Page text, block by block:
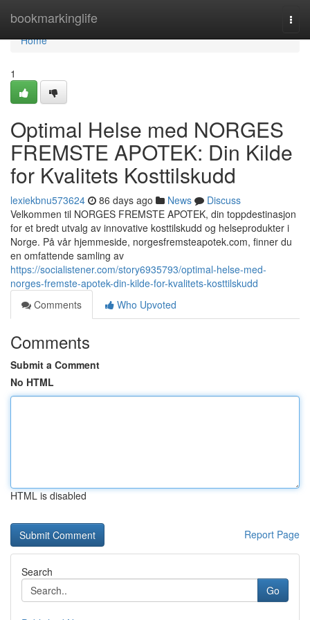
bookmarkinglife
Home
Home
1
Optimal Helse med NORGES
FREMSTE APOTEK: Din Kilde
for Kvalitets Kosttilskudd
lexiekbnu573624 86 days ago News
Discuss
Velkommen til NORGES FREMSTE APOTEK, din toppdestinasjon
for et bredt utvalg av innovative kosttilskudd og helseprodukter i
Norge. På vår hjemmeside, norgesfremsteapotek.com, finner du
en omfattende samling av
https://socialistener.com/story6935793/optimal-helse-med-
norges-fremste-apotek-din-kilde-for-kvalitets-kosttilskudd
Comments
Who Upvoted
Comments
Submit a Comment
No HTML
HTML is disabled
Report Page
Search
Go